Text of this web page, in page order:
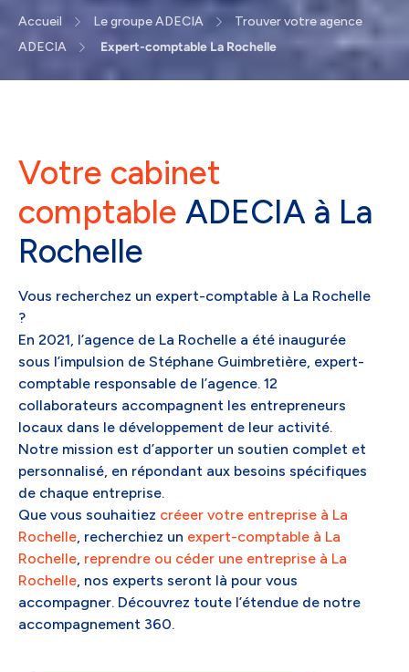
Accueil Le groupe ADECIA
Trouver votre agence
ADECIA
Expert-comptable La Rochelle
Votre cabinet
comptable ADECIA à La
Rochelle
Vous recherchez un expert-comptable à La Rochelle
?
En 2021, l’agence de La Rochelle a été inaugurée
sous l’impulsion de Stéphane Guimbretière, expert-
comptable responsable de l’agence. 12
collaborateurs accompagnent les entrepreneurs
locaux dans le développement de leur activité.
Notre mission est d’apporter un soutien complet et
personnalisé, en répondant aux besoins spécifiques
de chaque entreprise.
Que vous souhaitiez créeer votre entreprise à La
Rochelle, recherchiez un expert-comptable à La
Rochelle, reprendre ou céder une entreprise à La
Rochelle, nos experts seront là pour vous
accompagner. Découvrez toute l’étendue de notre
accompagnement 360.